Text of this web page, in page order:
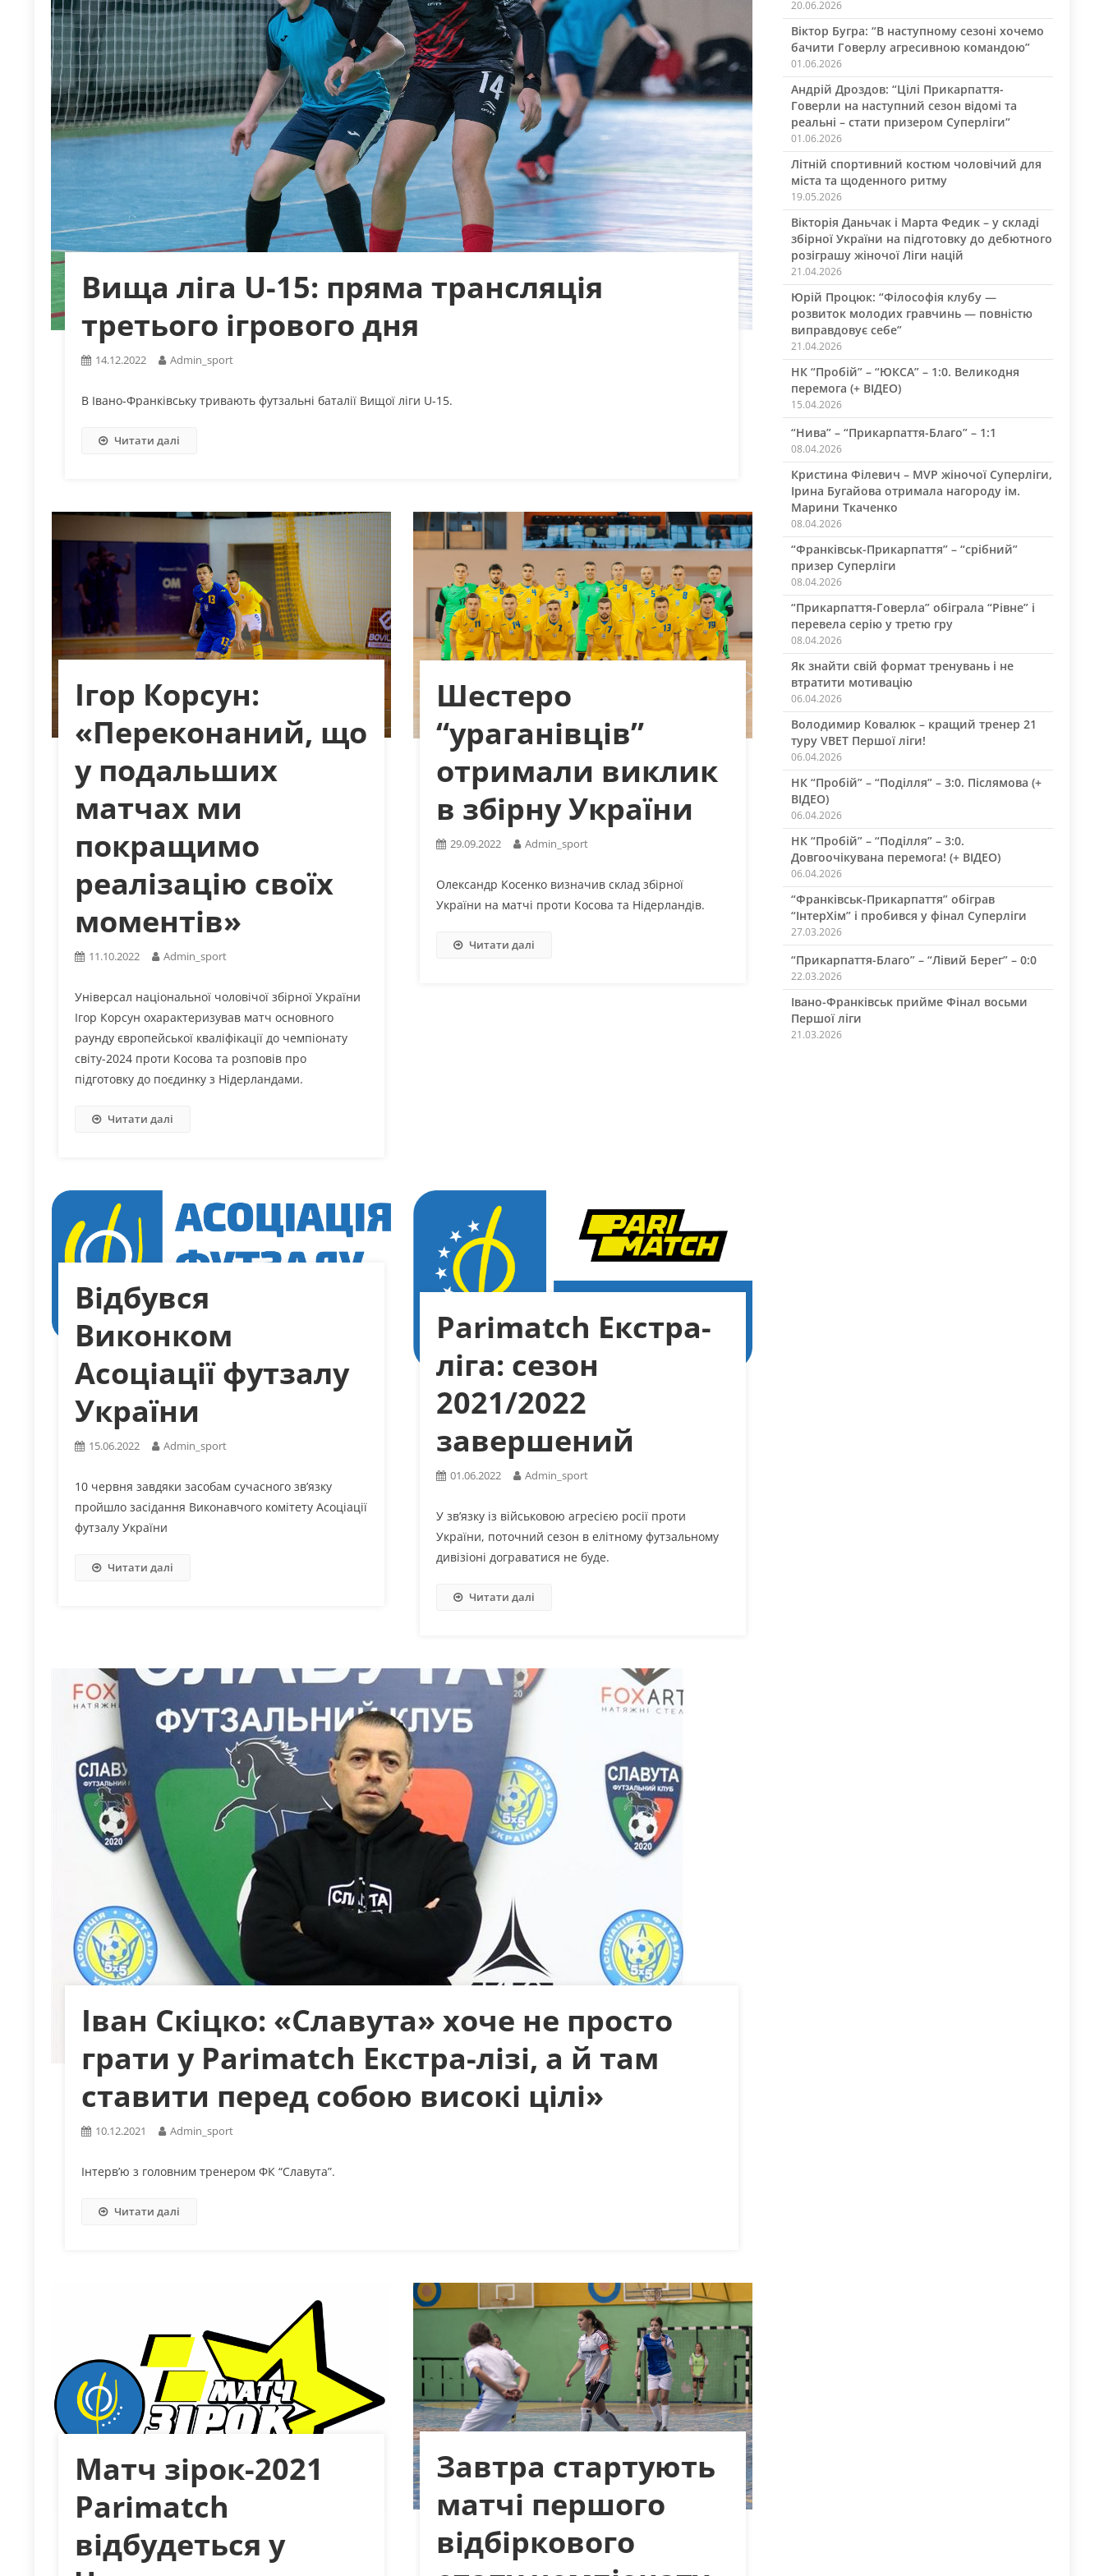
Вища ліга U-15: пряма трансляція
третього ігрового дня
14.12.2022 Admin_sport
В Івано-Франківську тривають футзальні баталії Вищої ліги U-15.
Читати далі
Ігор Корсун:
«Переконаний, що
у подальших
матчах ми
покращимо
реалізацію своїх
моментів»
11.10.2022 Admin_sport
Універсал національної чоловічої збірної України
Ігор Корсун охарактеризував матч основного
раунду європейської кваліфікації до чемпіонату
світу-2024 проти Косова та розповів про
підготовку до поєдинку з Нідерландами.
Читати далі
Шестеро
“ураганівців”
отримали виклик
в збірну України
29.09.2022 Admin_sport
Олександр Косенко визначив склад збірної
України на матчі проти Косова та Нідерландів.
Читати далі
Відбувся
Виконком
Асоціації футзалу
України
15.06.2022 Admin_sport
10 червня завдяки засобам сучасного зв’язку
пройшло засідання Виконавчого комітету Асоціації
футзалу України
Читати далі
Parimatch Екстра-
ліга: сезон
2021/2022
завершений
01.06.2022 Admin_sport
У зв’язку із військовою агресією росії проти
України, поточний сезон в елітному футзальному
дивізіоні дограватися не буде.
Читати далі
Іван Скіцко: «Славута» хоче не просто
грати у Parimatch Екстра-лізі, а й там
ставити перед собою високі цілі»
10.12.2021 Admin_sport
Інтерв’ю з головним тренером ФК “Славута”.
Читати далі
Матч зірок-2021
Parimatch
відбудеться у
Завтра стартують
матчі першого
відбіркового
20.06.2026
Віктор Бугра: “В наступному сезоні хочемо
бачити Говерлу агресивною командою”
01.06.2026
Андрій Дроздов: “Цілі Прикарпаття-
Говерли на наступний сезон відомі та
реальні – стати призером Суперліги”
01.06.2026
Літній спортивний костюм чоловічий для
міста та щоденного ритму
19.05.2026
Вікторія Даньчак і Марта Федик – у складі
збірної України на підготовку до дебютного
розіграшу жіночої Ліги націй
21.04.2026
Юрій Процюк: “Філософія клубу —
розвиток молодих гравчинь — повністю
виправдовує себе”
21.04.2026
НК “Пробій” – “ЮКСА” – 1:0. Великодня
перемога (+ ВІДЕО)
15.04.2026
“Нива” – “Прикарпаття-Благо” – 1:1
08.04.2026
Кристина Філевич – MVP жіночої Суперліги,
Ірина Бугайова отримала нагороду ім.
Марини Ткаченко
08.04.2026
“Франківськ-Прикарпаття” – “срібний”
призер Суперліги
08.04.2026
“Прикарпаття-Говерла” обіграла “Рівне” і
перевела серію у третю гру
08.04.2026
Як знайти свій формат тренувань і не
втратити мотивацію
06.04.2026
Володимир Ковалюк – кращий тренер 21
туру VBET Першої ліги!
06.04.2026
НК “Пробій” – “Поділля” – 3:0. Післямова (+
ВІДЕО)
06.04.2026
НК “Пробій” – “Поділля” – 3:0.
Довгоочікувана перемога! (+ ВІДЕО)
06.04.2026
“Франківськ-Прикарпаття” обіграв
“ІнтерХім” і пробився у фінал Суперліги
27.03.2026
“Прикарпаття-Благо” – “Лівий Берег” – 0:0
22.03.2026
Івано-Франківськ прийме Фінал восьми
Першої ліги
21.03.2026